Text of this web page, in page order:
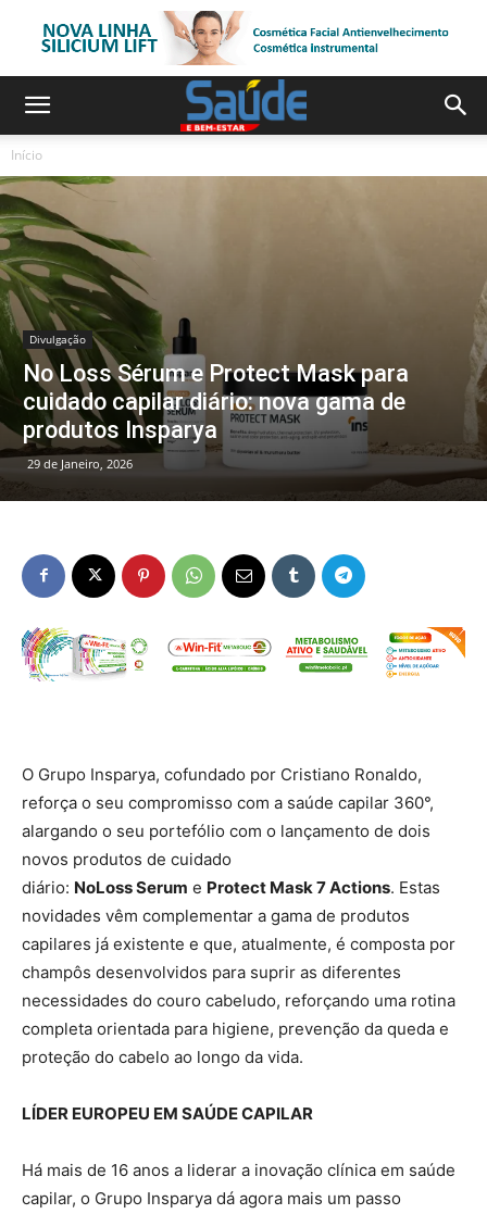
Início
Divulgação
No Loss Sérum e Protect Mask para
cuidado capilar diário: nova gama de
produtos Insparya
29 de Janeiro, 2026
O Grupo Insparya, cofundado por Cristiano Ronaldo,
reforça o seu compromisso com a saúde capilar 360°,
alargando o seu portefólio com o lançamento de dois
novos produtos de cuidado
diário: NoLoss Serum e Protect Mask 7 Actions. Estas
novidades vêm complementar a gama de produtos
capilares já existente e que, atualmente, é composta por
champôs desenvolvidos para suprir as diferentes
necessidades do couro cabeludo, reforçando uma rotina
completa orientada para higiene, prevenção da queda e
proteção do cabelo ao longo da vida.
LÍDER EUROPEU EM SAÚDE CAPILAR
Há mais de 16 anos a liderar a inovação clínica em saúde
capilar, o Grupo Insparya dá agora mais um passo